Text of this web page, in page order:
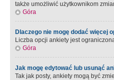
także umożliwić użytkownikom
Góra
Dlaczego nie mogę dodać więcej
Liczba opcji ankiety jest
Góra
Jak mogę edytować lub usunąć
Tak jak posty, ankiety mogą być